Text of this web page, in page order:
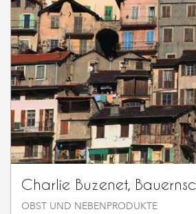
Charlie Buzenet,
OBST UND NEBENPRODUKTE